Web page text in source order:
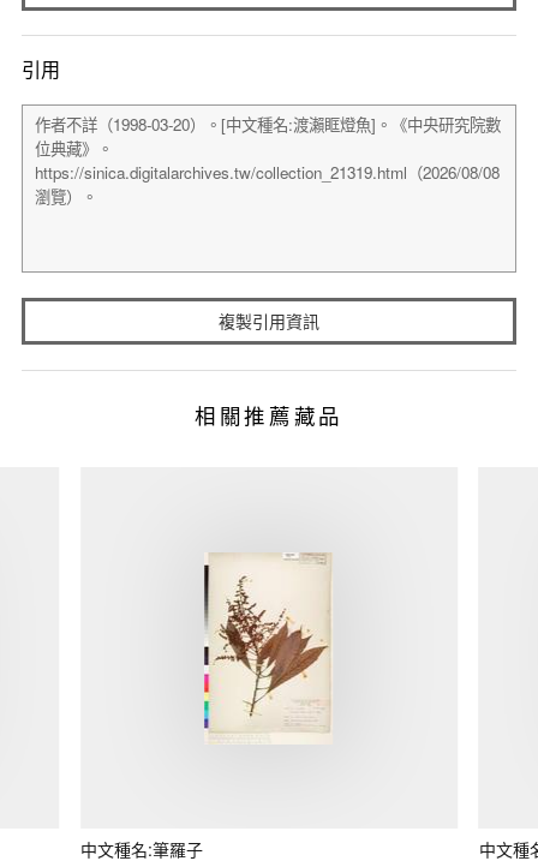
引用
複製引用資訊
相關推薦藏品
中文種名:筆羅子 中文種